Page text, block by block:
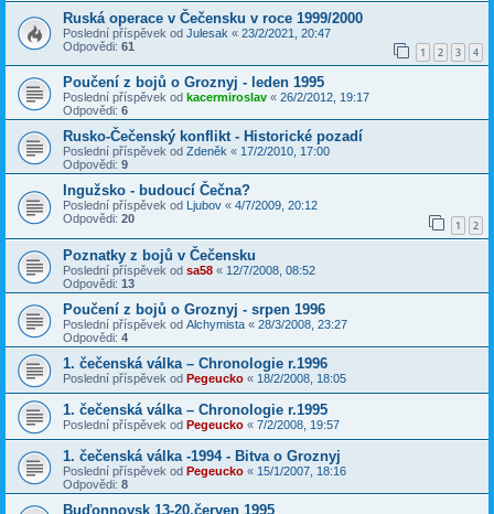
Ruská operace v Čečensku v roce 1999/2000
Poslední příspěvek od Julesak « 23/2/2021, 20:47
Odpovědi: 61 1 2 3 4
Poučení z bojů o Groznyj - leden 1995
Poslední příspěvek od kacermiroslav « 26/2/2012, 19:17
Odpovědi: 6
Rusko-Čečenský konflikt - Historické pozadí
Poslední příspěvek od Zdeněk « 17/2/2010, 17:00
Odpovědi: 9
Ingužsko - budoucí Čečna?
Poslední příspěvek od Ljubov « 4/7/2009, 20:12
Odpovědi: 20 1 2
Poznatky z bojů v Čečensku
Poslední příspěvek od sa58 « 12/7/2008, 08:52
Odpovědi: 13
Poučení z bojů o Groznyj - srpen 1996
Poslední příspěvek od Alchymista « 28/3/2008, 23:27
Odpovědi: 4
1. čečenská válka – Chronologie r.1996
Poslední příspěvek od Pegeucko « 18/2/2008, 18:05
1. čečenská válka – Chronologie r.1995
Poslední příspěvek od Pegeucko « 7/2/2008, 19:57
1. čečenská válka -1994 - Bitva o Groznyj
Poslední příspěvek od Pegeucko « 15/1/2007, 18:16
Odpovědi: 8
Buďonnovsk 13-20.červen 1995